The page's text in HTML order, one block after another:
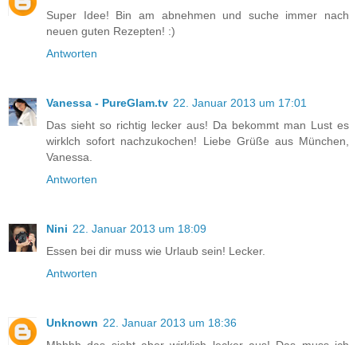
Super Idee! Bin am abnehmen und suche immer nach
neuen guten Rezepten! :)
Antworten
Vanessa - PureGlam.tv 22. Januar 2013 um 17:01
Das sieht so richtig lecker aus! Da bekommt man Lust es
wirklch sofort nachzukochen! Liebe Grüße aus München,
Vanessa.
Antworten
Nini 22. Januar 2013 um 18:09
Essen bei dir muss wie Urlaub sein! Lecker.
Antworten
Unknown 22. Januar 2013 um 18:36